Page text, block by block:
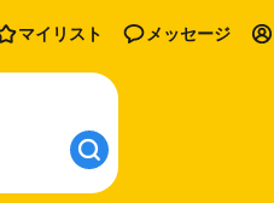
マイリスト メッセージ